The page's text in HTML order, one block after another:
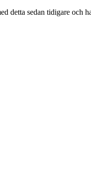
sedan tidigare och